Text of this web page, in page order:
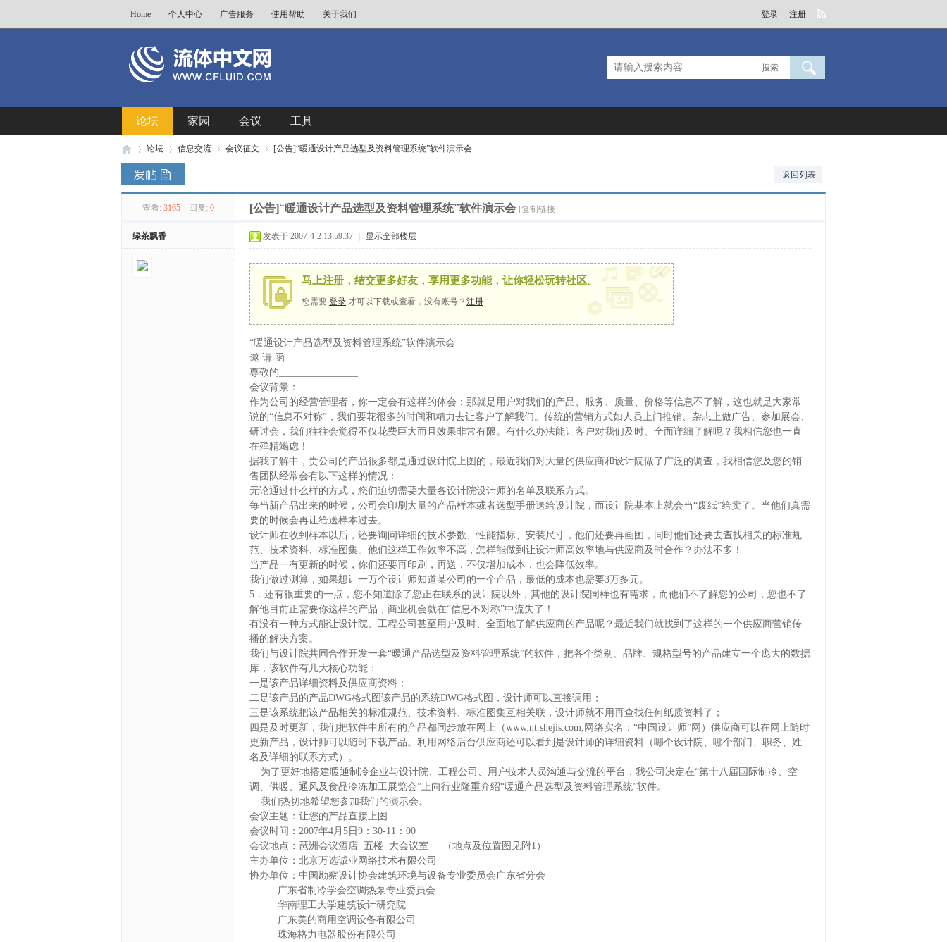
Home 个人中心 广告服务 使用帮助 关于我们 登录 注册
搜索
论坛 家园 会议 工具
论坛
›
信息交流
›
会议征文
›
[公告]“暖通设计产品选型及资料管理系统”软件演示会
返回列表
查看: 3165 回复: 0 [公告]“暖通设计产品选型及资料管理系统”软件演示会 [复制链接]
绿茶飘香 发表于 2007-4-2 13:59:37 显示全部楼层
马上注册，结交更多好友，享用更多功能，让你轻松玩转社区。
您需要 登录 才可以下载或查看，没有账号？ 注册
x
“暖通设计产品选型及资料管理系统”软件演示会
邀 请 函
尊敬的________________
会议背景：
作为公司的经营管理者，你一定会有这样的体会：那就是用户对我们的产品、服务、质量、价格等信息不了解，这也就是大家常
说的“信息不对称”，我们要花很多的时间和精力去让客户了解我们。传统的营销方式如人员上门推销、杂志上做广告、参加展会、
研讨会，我们往往会觉得不仅花费巨大而且效果非常有限。有什么办法能让客户对我们及时、全面详细了解呢？我相信您也一直
在殚精竭虑！
据我了解中，贵公司的产品很多都是通过设计院上图的，最近我们对大量的供应商和设计院做了广泛的调查，我相信您及您的销
售团队经常会有以下这样的情况：
无论通过什么样的方式，您们迫切需要大量各设计院设计师的名单及联系方式。
每当新产品出来的时候，公司会印刷大量的产品样本或者选型手册送给设计院，而设计院基本上就会当“废纸”给卖了。当他们真需
要的时候会再让给送样本过去。
设计师在收到样本以后，还要询问详细的技术参数、性能指标、安装尺寸，他们还要再画图，同时他们还要去查找相关的标准规
范、技术资料、标准图集。他们这样工作效率不高，怎样能做到让设计师高效率地与供应商及时合作？办法不多！
当产品一有更新的时候，你们还要再印刷，再送，不仅增加成本，也会降低效率。
我们做过测算，如果想让一万个设计师知道某公司的一个产品，最低的成本也需要3万多元。
5．还有很重要的一点，您不知道除了您正在联系的设计院以外，其他的设计院同样也有需求，而他们不了解您的公司，您也不了
解他目前正需要你这样的产品，商业机会就在“信息不对称”中流失了！
有没有一种方式能让设计院、工程公司甚至用户及时、全面地了解供应商的产品呢？最近我们就找到了这样的一个供应商营销传
播的解决方案。
我们与设计院共同合作开发一套“暖通产品选型及资料管理系统”的软件，把各个类别、品牌、规格型号的产品建立一个庞大的数据
库，该软件有几大核心功能：
一是该产品详细资料及供应商资料；
二是该产品的产品DWG格式图该产品的系统DWG格式图，设计师可以直接调用；
三是该系统把该产品相关的标准规范、技术资料、标准图集互相关联，设计师就不用再查找任何纸质资料了；
四是及时更新，我们把软件中所有的产品都同步放在网上（www.nt.shejis.com,网络实名：“中国设计师”网）供应商可以在网上随时
更新产品，设计师可以随时下载产品。利用网络后台供应商还可以看到是设计师的详细资料（哪个设计院、哪个部门、职务、姓
名及详细的联系方式）。
为了更好地搭建暖通制冷企业与设计院、工程公司、用户技术人员沟通与交流的平台，我公司决定在“第十八届国际制冷、空
调、供暖、通风及食品冷冻加工展览会”上向行业隆重介绍“暖通产品选型及资料管理系统”软件。
我们热切地希望您参加我们的演示会。
会议主题：让您的产品直接上图
会议时间：2007年4月5日9：30-11：00
会议地点：琶洲会议酒店 五楼 大会议室 （地点及位置图见附1）
主办单位：北京万选诚业网络技术有限公司
协办单位：中国勘察设计协会建筑环境与设备专业委员会广东省分会
广东省制冷学会空调热泵专业委员会
华南理工大学建筑设计研究院
广东美的商用空调设备有限公司
珠海格力电器股份有限公司